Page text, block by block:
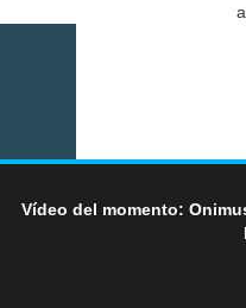
Vídeo del momento: